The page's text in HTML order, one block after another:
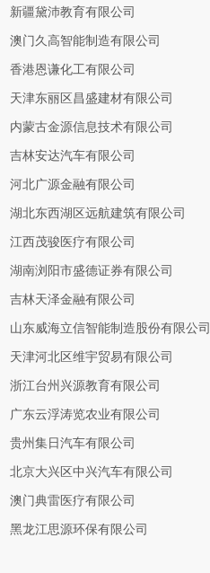
新疆黛沛教育有限公司
澳门久高智能制造有限公司
香港恩谦化工有限公司
天津东丽区昌盛建材有限公司
内蒙古金源信息技术有限公司
吉林安达汽车有限公司
河北广源金融有限公司
湖北东西湖区远航建筑有限公司
江西茂骏医疗有限公司
湖南浏阳市盛德证券有限公司
吉林天泽金融有限公司
山东威海立信智能制造股份有限公司
天津河北区维宇贸易有限公司
浙江台州兴源教育有限公司
广东云浮涛览农业有限公司
贵州集日汽车有限公司
北京大兴区中兴汽车有限公司
澳门典雷医疗有限公司
黑龙江思源环保有限公司